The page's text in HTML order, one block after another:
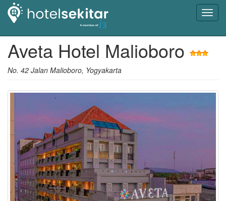
Aveta Hotel Malioboro
No. 42 Jalan Malioboro, Yogyakarta